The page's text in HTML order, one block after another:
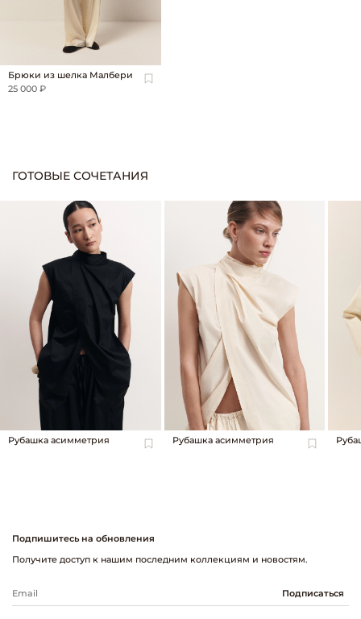
Брюки из шелка Малбери
25 000 ₽
ГОТОВЫЕ СОЧЕТАНИЯ
Рубашка асимметрия Рубашка асимметрия
Подпишитесь на обновления
Получите доступ к нашим последним коллекциям и новостям.
Подписаться